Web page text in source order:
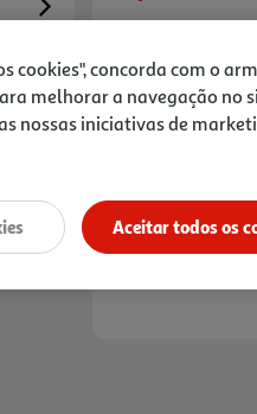
Next
22,46 €
Notas de
cookies", concorda com o
melhorar a navegação no
nossas iniciativas de
Aceitar todos os